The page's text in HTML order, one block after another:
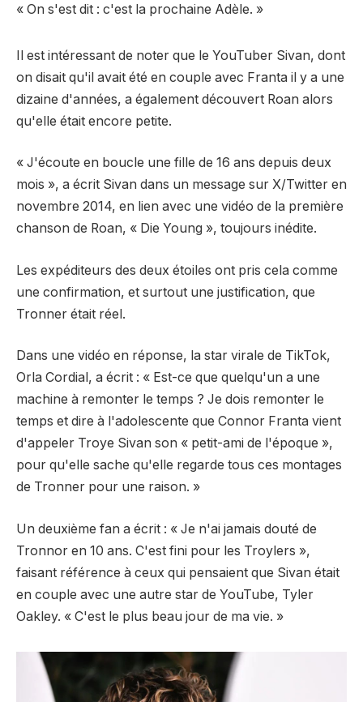
« On s'est dit : c'est la prochaine Adèle. »
Il est intéressant de noter que le YouTuber Sivan, dont
on disait qu'il avait été en couple avec Franta il y a une
dizaine d'années, a également découvert Roan alors
qu'elle était encore petite.
« J'écoute en boucle une fille de 16 ans depuis deux
mois », a écrit Sivan dans un message sur X/Twitter en
novembre 2014, en lien avec une vidéo de la première
chanson de Roan, « Die Young », toujours inédite.
Les expéditeurs des deux étoiles ont pris cela comme
une confirmation, et surtout une justification, que
Tronner était réel.
Dans une vidéo en réponse, la star virale de TikTok,
Orla Cordial, a écrit : « Est-ce que quelqu'un a une
machine à remonter le temps ? Je dois remonter le
temps et dire à l'adolescente que Connor Franta vient
d'appeler Troye Sivan son « petit-ami de l'époque »,
pour qu'elle sache qu'elle regarde tous ces montages
de Tronner pour une raison. »
Un deuxième fan a écrit : « Je n'ai jamais douté de
Tronnor en 10 ans. C'est fini pour les Troylers »,
faisant référence à ceux qui pensaient que Sivan était
en couple avec une autre star de YouTube, Tyler
Oakley. « C'est le plus beau jour de ma vie. »